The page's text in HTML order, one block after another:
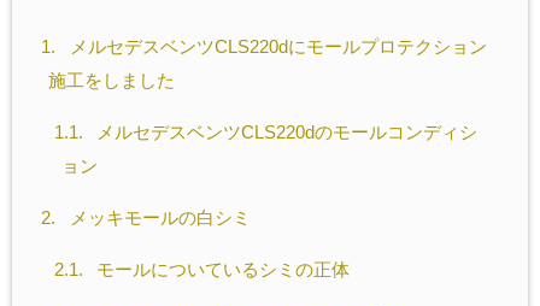
1.
メルセデスベンツCLS220dにモールプロテクション
施工をしました
1.1.
メルセデスベンツCLS220dのモールコンディシ
ョン
2. メッキモールの白シミ
2.1. モールについているシミの正体